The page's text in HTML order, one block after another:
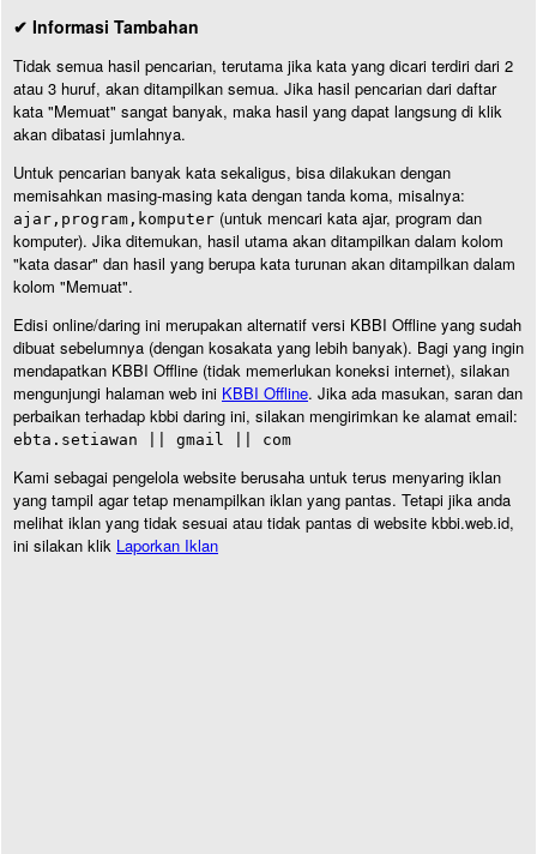
✔ Informasi Tambahan
Tidak semua hasil pencarian, terutama jika kata yang dicari terdiri dari 2
atau 3 huruf, akan ditampilkan semua. Jika hasil pencarian dari daftar
kata "Memuat" sangat banyak, maka hasil yang dapat langsung di klik
akan dibatasi jumlahnya.
Untuk pencarian banyak kata sekaligus, bisa dilakukan dengan
memisahkan masing-masing kata dengan tanda koma, misalnya:
ajar,program,komputer (untuk mencari kata ajar, program dan
komputer). Jika ditemukan, hasil utama akan ditampilkan dalam kolom
"kata dasar" dan hasil yang berupa kata turunan akan ditampilkan dalam
kolom "Memuat".
Edisi online/daring ini merupakan alternatif versi KBBI Offline yang sudah
dibuat sebelumnya (dengan kosakata yang lebih banyak). Bagi yang ingin
mendapatkan KBBI Offline (tidak memerlukan koneksi internet), silakan
mengunjungi halaman web ini KBBI Offline. Jika ada masukan, saran dan
perbaikan terhadap kbbi daring ini, silakan mengirimkan ke alamat email:
ebta.setiawan || gmail || com
Kami sebagai pengelola website berusaha untuk terus menyaring iklan
yang tampil agar tetap menampilkan iklan yang pantas. Tetapi jika anda
melihat iklan yang tidak sesuai atau tidak pantas di website kbbi.web.id,
ini silakan klik Laporkan Iklan